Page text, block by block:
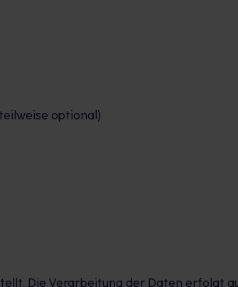
optional)
Die Verarbeitung der Daten erfolgt